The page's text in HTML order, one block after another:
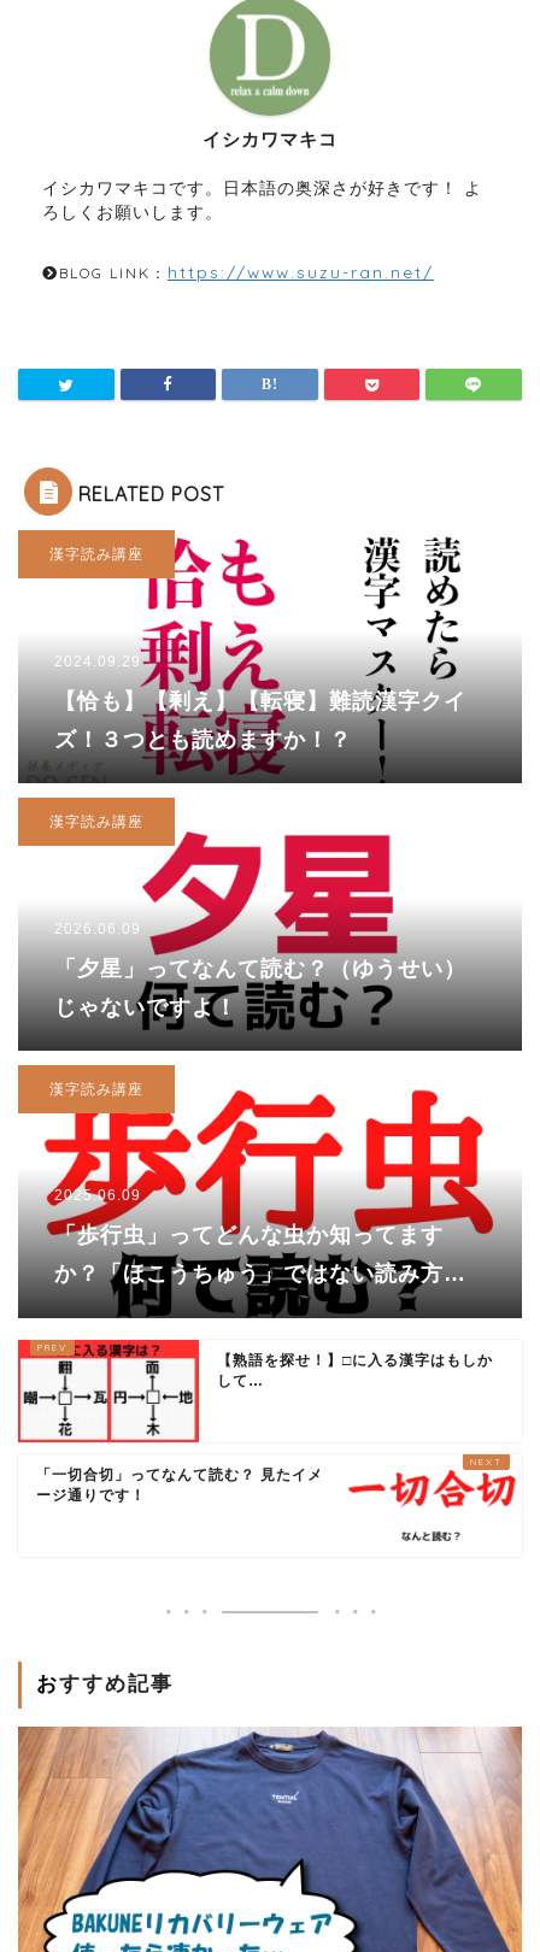
イシカワマキコ
イシカワマキコです。日本語の奥深さが好きです！ よ
ろしくお願いします。
BLOG LINK： https://www.suzu-ran.net/
RELATED POST
漢字読み講座
2024.09.29
【恰も】【剰え】【転寝】難読漢字クイ
ズ！３つとも読めますか！？
漢字読み講座
2026.06.09
「夕星」ってなんて読む？（ゆうせい）
じゃないですよ！
漢字読み講座
2025.06.09
「歩行虫」ってどんな虫か知ってます
か？「ほこうちゅう」ではない読み方が
あります！
【熟語を探せ！】□に入る漢字はもしか
して…
「一切合切」ってなんて読む？ 見たイメ
ージ通りです！
おすすめ記事